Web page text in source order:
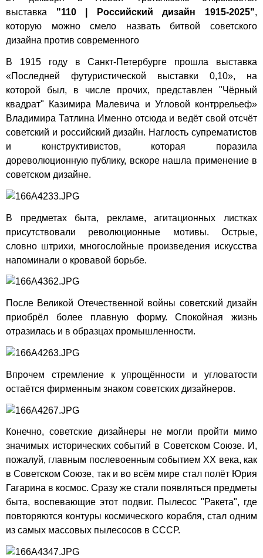
выставка "110 | Российский дизайн 1915-2025",
которую можно смело назвать битвой советского
дизайна против современного
В 1915 году в Санкт-Петербурге прошла выставка
«Последней футуристической выставки 0,10», на
которой был, в числе прочих, представлен "Чёрный
квадрат" Казимира Малевича и Угловой контррельеф»
Владимира Татлина Именно отсюда и ведёт свой отсчёт
советский и российский дизайн. Наглость супрематистов
и конструктивистов, которая поразила
дореволюционную публику, вскоре нашла применение в
советском дизайне.
В предметах быта, рекламе, агитационных листках
присутствовали революционные мотивы. Острые,
словно штрихи, многослойные произведения искусства
напоминали о кровавой борьбе.
После Великой Отечественной войны советский дизайн
приобрёл более плавную форму. Спокойная жизнь
отразилась и в образцах промышленности.
Впрочем стремление к упрощённости и угловатости
остаётся фирменным знаком советских дизайнеров.
Конечно, советские дизайнеры не могли пройти мимо
значимых исторических событий в Советском Союзе. И,
пожалуй, главным послевоенным событием XX века, как
в Советском Союзе, так и во всём мире стал полёт Юрия
Гагарина в космос. Сразу же стали появляться предметы
быта, воспевающие этот подвиг. Пылесос "Ракета", где
повторяются контуры космического корабля, стал одним
из самых массовых пылесосов в СССР.